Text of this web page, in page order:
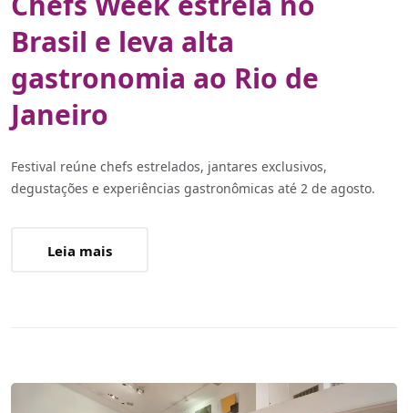
Brasil e leva alta
gastronomia ao Rio de
Janeiro
Festival reúne chefs estrelados, jantares exclusivos,
degustações e experiências gastronômicas até 2 de agosto.
Leia mais